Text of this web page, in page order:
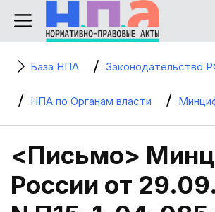
База НПА Законодательство
НПА по Органам власти
<Письмо>
России от